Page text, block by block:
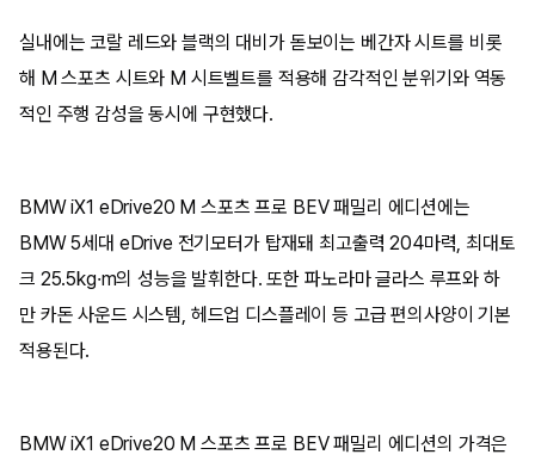
실내에는 코랄 레드와 블랙의 대비가 돋보이는 베간자 시트를 비롯
해 M 스포츠 시트와 M 시트벨트를 적용해 감각적인 분위기와 역동
적인 주행 감성을 동시에 구현했다.
BMW iX1 eDrive20 M 스포츠 프로 BEV 패밀리 에디션에는
BMW 5세대 eDrive 전기모터가 탑재돼 최고출력 204마력, 최대토
크 25.5kg·m의 성능을 발휘한다. 또한 파노라마 글라스 루프와 하
만 카돈 사운드 시스템, 헤드업 디스플레이 등 고급 편의사양이 기본
적용된다.
BMW iX1 eDrive20 M 스포츠 프로 BEV 패밀리 에디션의 가격은